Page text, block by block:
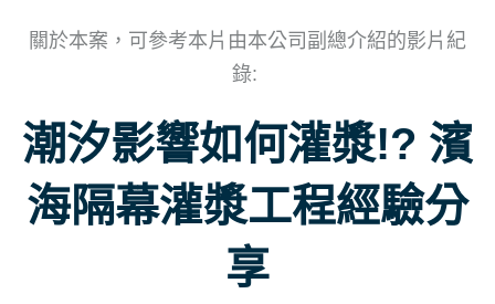
關於本案，可參考本片由本公司副總介紹的影片紀
錄:
潮汐影響如何灌漿!? 濱
海隔幕灌漿工程經驗分
享